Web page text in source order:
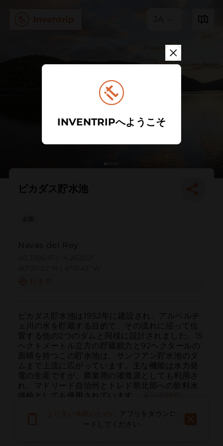
JA
ピカダス貯水池
Navas del Rey
ピカダス貯水池は1952年に建設され、アルベルチ
ェ川の水を貯蔵する目的で、その流れに沿って位
置する他の2つのダムと同様に設計されました。15
ヘクトメートル立方の貯蔵能力と92ヘクタールの
面積を持つこの貯水池は、サンフアン貯水池のダ
ムまで上流に広がっています。主な機能は水力発
電の生産ですが、農業用の灌漑源としても利用さ
れ、マドリード自治州とトレド県北部への飲料水
供給としても使用されています。
アプリをダウンロ
ードしてください
INVENTRIPへようこそ